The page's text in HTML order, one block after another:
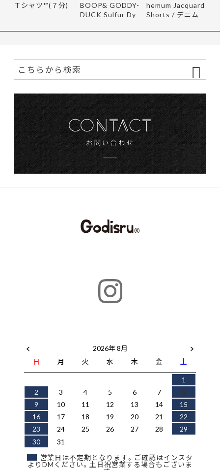
Ｔシャツ™(７分)
BOOP& GODDY-
DUCK Sulfur Dy
hemum Jacquard
Shorts / デニム
2026年 8月
日
月 火 水 木 金
土
1
2
3 4 5 6 7
8
9
10 11 12 13 14
15
16
17 18 19 20 21
22
23
24 25 26 27 28
29
30
31
営業日は不定期となります。ご確認はインスタ
よりDMください。土日祝営業する場合もございま